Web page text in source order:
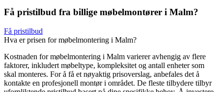
Få pristilbud fra billige møbelmontører i Malm?
Få pristilbud
Hva er prisen for møbelmontering i Malm?
Kostnaden for møbelmontering i Malm varierer avhengig av flere
faktorer, inkludert møbeltype, kompleksitet og antall enheter som
skal monteres. For å få et nøyaktig prisoverslag, anbefales det å
kontakte en profesjonell montør i området. De fleste tilbydere tilbyr